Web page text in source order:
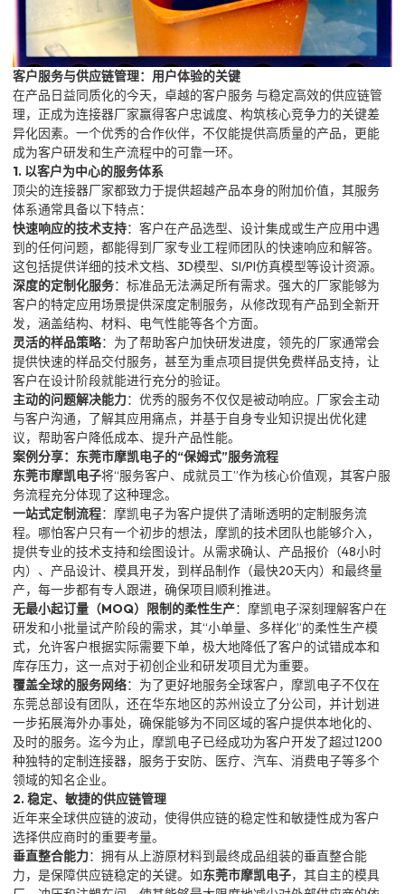
客户服务与供应链管理：用户体验的关键
在产品日益同质化的今天，卓越的客户服务 与稳定高效的供应链管
理，正成为连接器厂家赢得客户忠诚度、构筑核心竞争力的关键差
异化因素。一个优秀的合作伙伴，不仅能提供高质量的产品，更能
成为客户研发和生产流程中的可靠一环。
1. 以客户为中心的服务体系
顶尖的连接器厂家都致力于提供超越产品本身的附加价值，其服务
体系通常具备以下特点：
快速响应的技术支持：客户在产品选型、设计集成或生产应用中遇
到的任何问题，都能得到厂家专业工程师团队的快速响应和解答。
这包括提供详细的技术文档、3D模型、SI/PI仿真模型等设计资源。
深度的定制化服务：标准品无法满足所有需求。强大的厂家能够为
客户的特定应用场景提供深度定制服务，从修改现有产品到全新开
发，涵盖结构、材料、电气性能等各个方面。
灵活的样品策略：为了帮助客户加快研发进度，领先的厂家通常会
提供快速的样品交付服务，甚至为重点项目提供免费样品支持，让
客户在设计阶段就能进行充分的验证。
主动的问题解决能力：优秀的服务不仅仅是被动响应。厂家会主动
与客户沟通，了解其应用痛点，并基于自身专业知识提出优化建
议，帮助客户降低成本、提升产品性能。
案例分享：东莞市摩凯电子的“保姆式”服务流程
东莞市摩凯电子将“服务客户、成就员工”作为核心价值观，其客户服
务流程充分体现了这种理念。
一站式定制流程：摩凯电子为客户提供了清晰透明的定制服务流
程。哪怕客户只有一个初步的想法，摩凯的技术团队也能够介入，
提供专业的技术支持和绘图设计。从需求确认、产品报价（48小时
内）、产品设计、模具开发，到样品制作（最快20天内）和最终量
产，每一步都有专人跟进，确保项目顺利推进。
无最小起订量（MOQ）限制的柔性生产：摩凯电子深刻理解客户在
研发和小批量试产阶段的需求，其“小单量、多样化”的柔性生产模
式，允许客户根据实际需要下单，极大地降低了客户的试错成本和
库存压力，这一点对于初创企业和研发项目尤为重要。
覆盖全球的服务网络：为了更好地服务全球客户，摩凯电子不仅在
东莞总部设有团队，还在华东地区的苏州设立了分公司，并计划进
一步拓展海外办事处，确保能够为不同区域的客户提供本地化的、
及时的服务。迄今为止，摩凯电子已经成功为客户开发了超过1200
种独特的定制连接器，服务于安防、医疗、汽车、消费电子等多个
领域的知名企业。
2. 稳定、敏捷的供应链管理
近年来全球供应链的波动，使得供应链的稳定性和敏捷性成为客户
选择供应商时的重要考量。
垂直整合能力：拥有从上游原材料到最终成品组装的垂直整合能
力，是保障供应链稳定的关键。如东莞市摩凯电子，其自主的模具